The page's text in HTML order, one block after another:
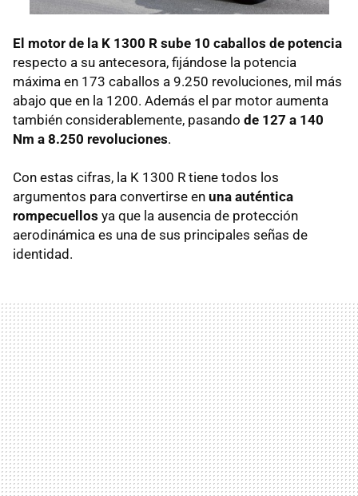
El motor de la K 1300 R sube 10 caballos de potencia
respecto a su antecesora, fijándose la potencia
máxima en 173 caballos a 9.250 revoluciones, mil más
abajo que en la 1200. Además el par motor aumenta
también considerablemente, pasando de 127 a 140
Nm a 8.250 revoluciones.
Con estas cifras, la K 1300 R tiene todos los
argumentos para convertirse en una auténtica
rompecuellos ya que la ausencia de protección
aerodinámica es una de sus principales señas de
identidad.